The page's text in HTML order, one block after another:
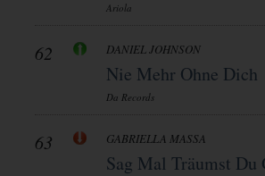
Ariola
62 DANIEL JOHNSON
Nie Mehr Ohne Dich
Da Records
63 GABRIELLA MASSA
Sag Mal Träumst Du